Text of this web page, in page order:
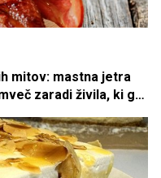
mitov: mastna jetra
zaradi živila, ki ga